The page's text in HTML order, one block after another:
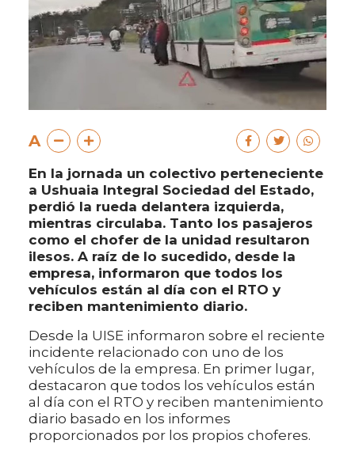
A
En la jornada un colectivo perteneciente
a Ushuaia Integral Sociedad del Estado,
perdió la rueda delantera izquierda,
mientras circulaba. Tanto los pasajeros
como el chofer de la unidad resultaron
ilesos. A raíz de lo sucedido, desde la
empresa, informaron que todos los
vehículos están al día con el RTO y
reciben mantenimiento diario.
Desde la UISE informaron sobre el reciente
incidente relacionado con uno de los
vehículos de la empresa. En primer lugar,
destacaron que todos los vehículos están
al día con el RTO y reciben mantenimiento
diario basado en los informes
proporcionados por los propios choferes.